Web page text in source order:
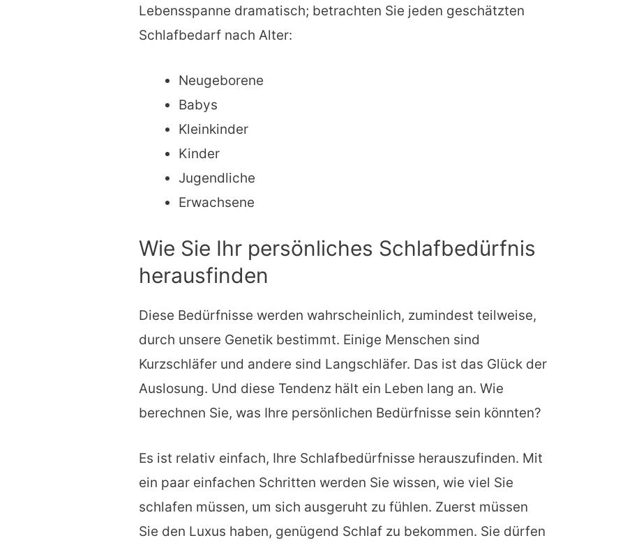
Lebensspanne dramatisch; betrachten Sie jeden geschätzten
Schlafbedarf nach Alter:
Neugeborene
Babys
Kleinkinder
Kinder
Jugendliche
Erwachsene
Wie Sie Ihr persönliches Schlafbedürfnis
herausfinden
Diese Bedürfnisse werden wahrscheinlich, zumindest teilweise,
durch unsere Genetik bestimmt. Einige Menschen sind
Kurzschläfer und andere sind Langschläfer. Das ist das Glück der
Auslosung. Und diese Tendenz hält ein Leben lang an. Wie
berechnen Sie, was Ihre persönlichen Bedürfnisse sein könnten?
Es ist relativ einfach, Ihre Schlafbedürfnisse herauszufinden. Mit
ein paar einfachen Schritten werden Sie wissen, wie viel Sie
schlafen müssen, um sich ausgeruht zu fühlen. Zuerst müssen
Sie den Luxus haben, genügend Schlaf zu bekommen. Sie dürfen